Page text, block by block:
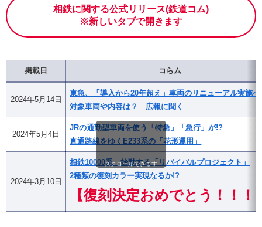
相鉄に関する公式リリース(鉄道コム)
※新しいタブで開きます
掲載日 コらム
2024年5月14日
東急、「導入から20年超え」車両のリニューアル実施へ
対象車両や内容は？ 広報に聞く
2024年5月4日
JRの通勤型車両を使う「特急」「急行」が!?
直通路線をゆくE233系の「花形運用」
2024年3月10日
相鉄10000系、始動する「リバイバルプロジェクト」
2種類の復刻カラー実現なるか!?
【復刻決定おめでとう！！！
スクロールできます